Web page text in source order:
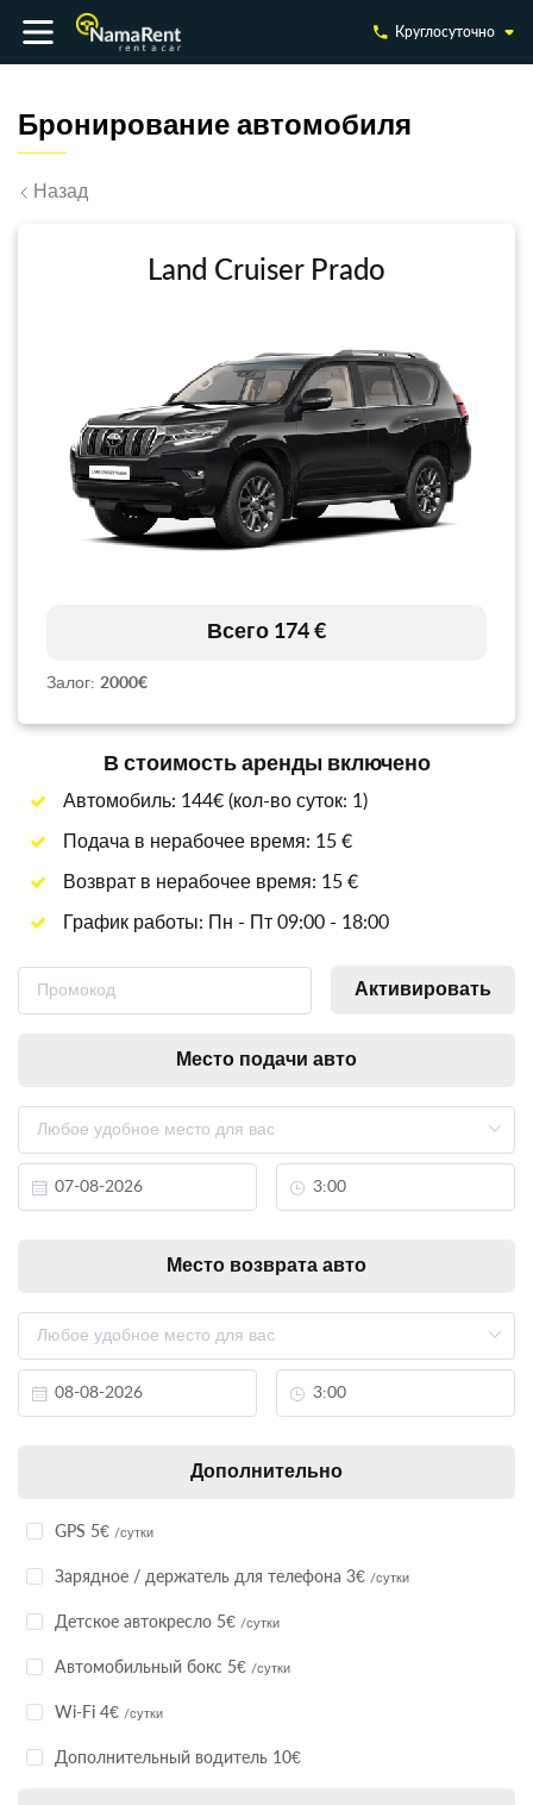
Круглосуточно
Бронирование автомобиля
Назад
Место подачи авто
Место возврата авто
Дополнительно
GPS 5€ /сутки
Зарядное / держатель для телефона 3€ /сутки
Детское автокресло 5€ /сутки
Автомобильный бокс 5€ /сутки
Wi-Fi 4€ /сутки
Дополнительный водитель 10€
Land Cruiser Prado
Всего 174 €
Залог: 2000€
В стоимость аренды включено
Автомобиль: 144€ (кол-во суток: 1)
Подача в нерабочее время: 15 €
Возврат в нерабочее время: 15 €
График работы: Пн - Пт 09:00 - 18:00
Активировать